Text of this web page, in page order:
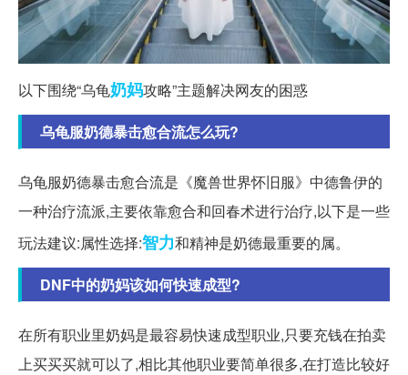
以下围绕“乌龟奶妈攻略”主题解决网友的困惑
乌龟服奶德暴击愈合流怎么玩?
乌龟服奶德暴击愈合流是《魔兽世界怀旧服》中德鲁伊的
一种治疗流派,主要依靠愈合和回春术进行治疗,以下是一些
玩法建议:属性选择:智力和精神是奶德最重要的属。
DNF中的奶妈该如何快速成型?
在所有职业里奶妈是最容易快速成型职业,只要充钱在拍卖
上买买买就可以了,相比其他职业要简单很多,在打造比较好